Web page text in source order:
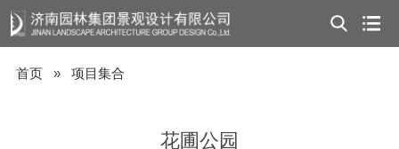
首页 » 项目集合
花圃公园